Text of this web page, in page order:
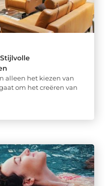
alleen het kiezen van
om het creëren van